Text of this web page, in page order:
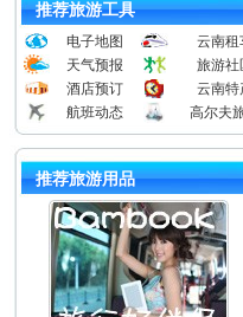
推荐旅游工具
电子地图
云南租
天气预报
旅游社
酒店预订
云南特
航班动态
高尔夫
推荐旅游用品